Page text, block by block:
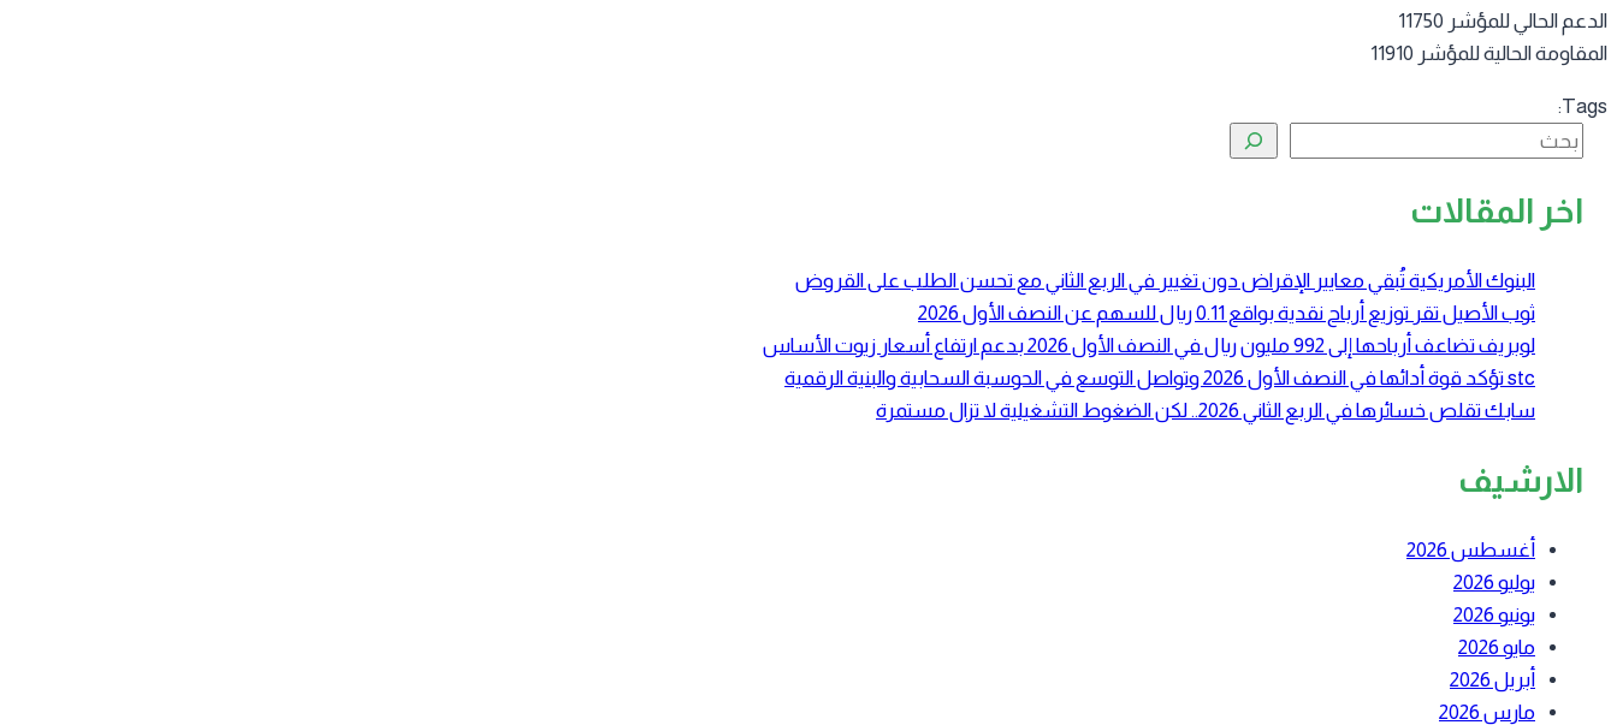
الدعم الحالي للمؤشر 11750
المقاومة الحالية للمؤشر 11910
Tags:
البحث
اخر المقالات
البنوك الأمريكية تُبقي معايير الإقراض دون تغيير في الربع الثاني مع تحسن الطلب على القروض
ثوب الأصيل تقر توزيع أرباح نقدية بواقع 0.11 ريال للسهم عن النصف الأول 2026
لوبريف تضاعف أرباحها إلى 992 مليون ريال في النصف الأول 2026 بدعم ارتفاع أسعار زيوت الأساس
stc تؤكد قوة أدائها في النصف الأول 2026 وتواصل التوسع في الحوسبة السحابية والبنية الرقمية
سابك تقلص خسائرها في الربع الثاني 2026.. لكن الضغوط التشغيلية لا تزال مستمرة
الارشيف
أغسطس 2026
يوليو 2026
يونيو 2026
مايو 2026
أبريل 2026
مارس 2026